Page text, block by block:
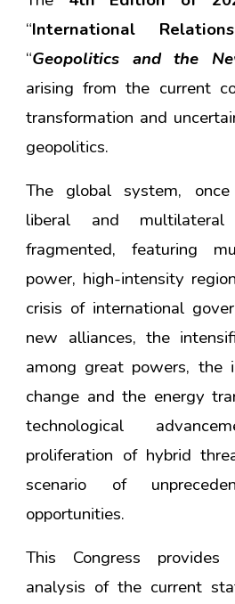
“International Relations
“Geopolitics and the
arising from the current
transformation and
geopolitics.
The global system,
liberal and
fragmented, featuring
power, high-intensity
crisis of international
new alliances, the
among great powers, the
change and the energy
technological
proliferation of hybrid
scenario of
opportunities.
This Congress provides
analysis of the current